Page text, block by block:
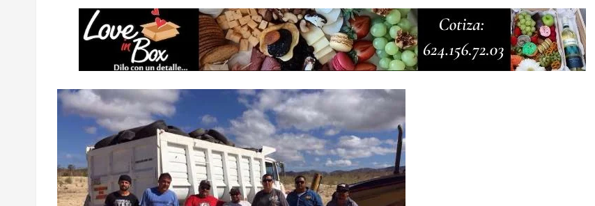
Atiende XV Ayuntamiento de Los Cabos planteamientos de Antorcha Campesina
Abierto Los Cabos celebra 10 años con un cuadro de lujo y con actividades de acceso libre